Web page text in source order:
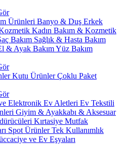
Ürünleri Banyo & Duş Erkek
Kadın Bakım & Kozmetik
Bakım Sağlık & Hasta Bakım
& Ayak BakımYüz Bakım
Kutu ÜrünlerÇoklu Paket
Elektronik Ev Aletleri Ev Tekstili
Giyim & Ayakkabı & Aksesuar
Kırtasiye Mutfak
Spot ÜrünlerTek Kullanımlık
ve Ev Eşyaları